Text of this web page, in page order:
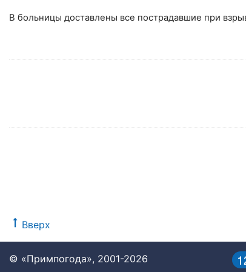
В больницы доставлены все пострадавшие при
Вверх
© «Примпогода», 2001-2026